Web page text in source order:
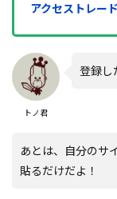
アクセストレード
トノ君
登録し
あとは、自分のサ
貼るだけだよ！